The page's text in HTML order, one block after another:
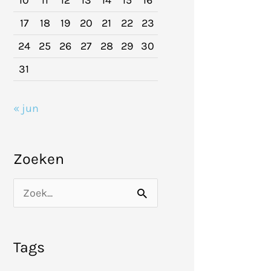
17
18 19 20 21 22
23
24
25 26 27 28 29
30
31
« jun
Zoeken
e
Tags